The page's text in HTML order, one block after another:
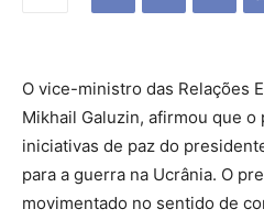
O vice-ministro das Relações
Mikhail Galuzin, afirmou que o
iniciativas de paz do
para a guerra na Ucrânia. O
movimentado no sentido de